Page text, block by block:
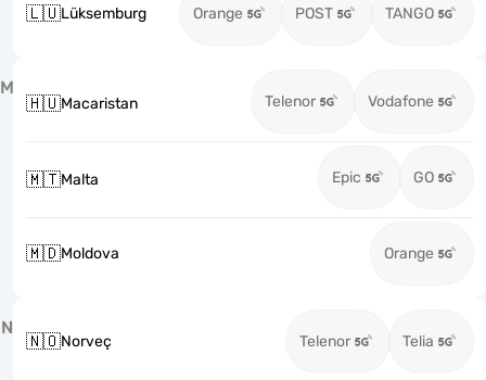
🇱🇺Lüksemburg Orange POST TANGO
M
🇭🇺Macaristan Telenor Vodafone
🇲🇹Malta Epic GO
🇲🇩Moldova Orange
N
🇳🇴Norveç Telenor Telia